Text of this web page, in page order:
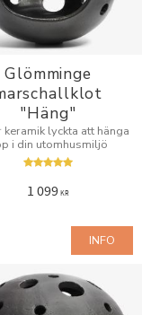
Glömminge
"Häng"
keramik lyckta att hänga
i din utomhusmiljö
1 099KR
till i favoriter INFO